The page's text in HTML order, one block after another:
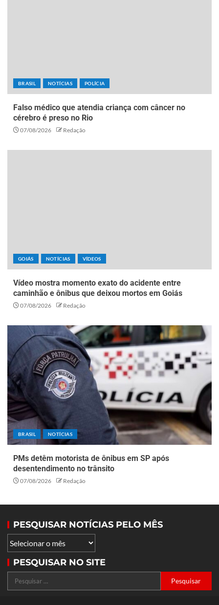
BRASIL NOTÍCIAS POLÍCIA
Falso médico que atendia criança com câncer no
cérebro é preso no Rio
07/08/2026 Redação
GOIÁS NOTÍCIAS VÍDEOS
Vídeo mostra momento exato do acidente entre
caminhão e ônibus que deixou mortos em Goiás
07/08/2026 Redação
BRASIL NOTÍCIAS
PMs detêm motorista de ônibus em SP após
desentendimento no trânsito
07/08/2026 Redação
PESQUISAR NOTÍCIAS PELO MÊS
PESQUISAR NO SITE